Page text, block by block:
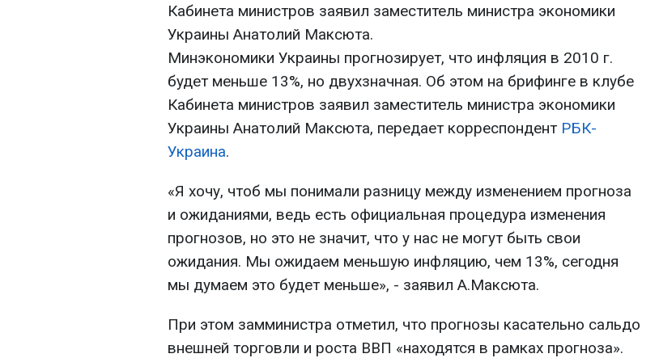
Кабинета министров заявил заместитель министра экономики
Украины Анатолий Максюта.
Минэкономики Украины прогнозирует, что инфляция в 2010 г.
будет меньше 13%, но двухзначная. Об этом на брифинге в клубе
Кабинета министров заявил заместитель министра экономики
Украины Анатолий Максюта, передает корреспондент РБК-
Украина.
«Я хочу, чтоб мы понимали разницу между изменением прогноза
и ожиданиями, ведь есть официальная процедура изменения
прогнозов, но это не значит, что у нас не могут быть свои
ожидания. Мы ожидаем меньшую инфляцию, чем 13%, сегодня
мы думаем это будет меньше», - заявил А.Максюта.
При этом замминистра отметил, что прогнозы касательно сальдо
внешней торговли и роста ВВП «находятся в рамках прогноза».